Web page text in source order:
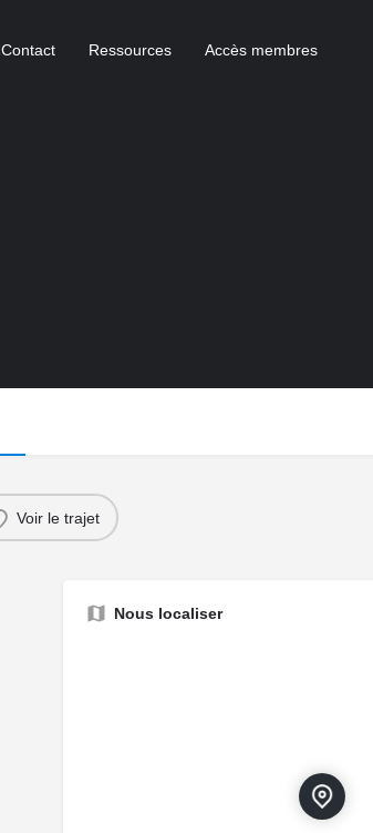
Contact Ressources Accès membres
Voir le trajet
Nous localiser